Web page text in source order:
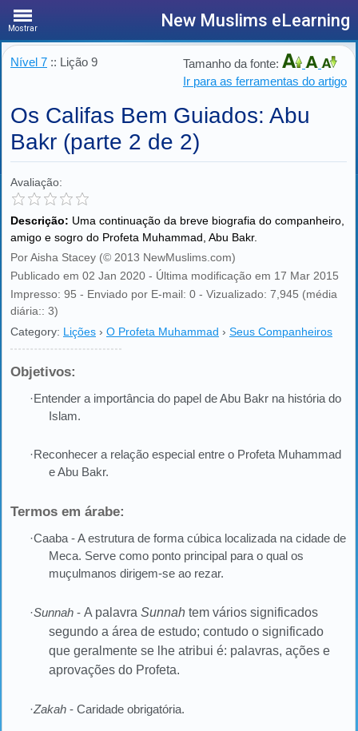
Mostrar New Muslims eLearning
Nível 7 :: Lição 9
Tamanho da fonte:
Ir para as ferramentas do artigo
Os Califas Bem Guiados: Abu
Bakr (parte 2 de 2)
Avaliação:
Descrição: Uma continuação da breve biografia do companheiro,
amigo e sogro do Profeta Muhammad, Abu Bakr.
Por Aisha Stacey (© 2013 NewMuslims.com)
Publicado em 02 Jan 2020 - Última modificação em 17 Mar 2015
Impresso: 95 - Enviado por E-mail: 0 - Vizualizado: 7,945 (média
diária:: 3)
Category: Lições › O Profeta Muhammad › Seus Companheiros
Objetivos:
·Entender a importância do papel de Abu Bakr na história do
Islam.
·Reconhecer a relação especial entre o Profeta Muhammad
e Abu Bakr.
Termos em árabe:
·Caaba - A estrutura de forma cúbica localizada na cidade de
Meca. Serve como ponto principal para o qual os
muçulmanos dirigem-se ao rezar.
·Sunnah - A palavra Sunnah tem vários significados
segundo a área de estudo; contudo o significado
que geralmente se lhe atribui é: palavras, ações e
aprovações do Profeta.
·Zakah - Caridade obrigatória.